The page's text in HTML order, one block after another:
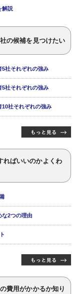
解説
の候補を見つけたい
社それぞれの強み
社それぞれの強み
社それぞれの強み
ればいいのかよくわ
な2つの理由
費用がかかるか知り